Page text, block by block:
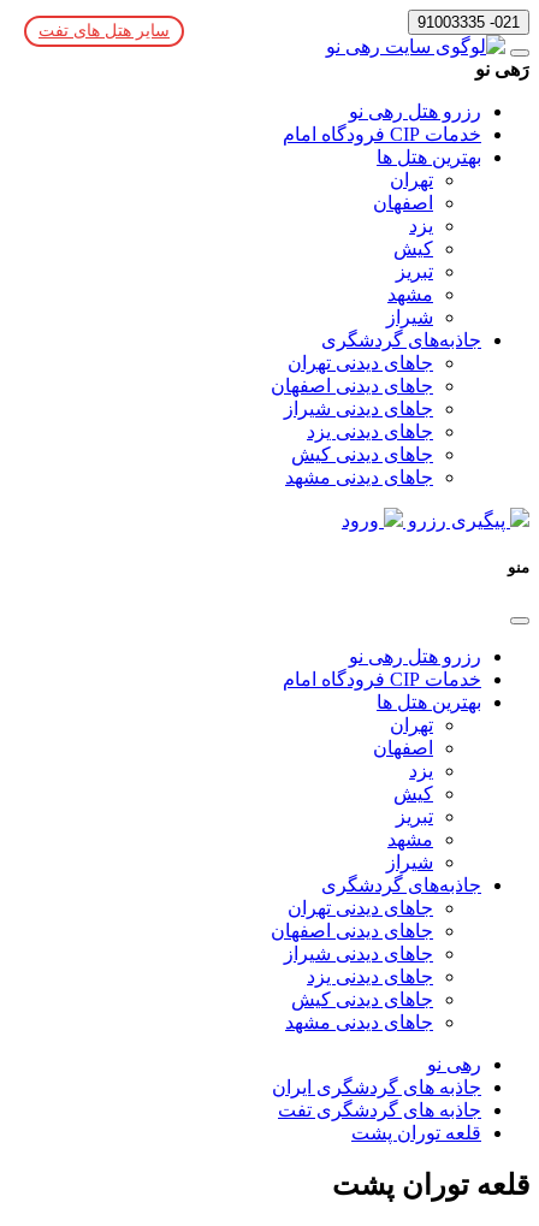
021- 91003335
رَهی نو
رزرو هتل رهی نو
خدمات CIP فرودگاه امام
بهترین هتل ها
تهران
اصفهان
یزد
کیش
تبریز
مشهد
شیراز
جاذبه‌های گردشگری
جاهای دیدنی تهران
جاهای دیدنی اصفهان
جاهای دیدنی شیراز
جاهای دیدنی یزد
جاهای دیدنی کیش
جاهای دیدنی مشهد
پیگیری رزرو ورود
منو
رزرو هتل رهی نو
خدمات CIP فرودگاه امام
بهترین هتل ها
تهران
اصفهان
یزد
کیش
تبریز
مشهد
شیراز
جاذبه‌های گردشگری
جاهای دیدنی تهران
جاهای دیدنی اصفهان
جاهای دیدنی شیراز
جاهای دیدنی یزد
جاهای دیدنی کیش
جاهای دیدنی مشهد
رهی نو
جاذبه های گردشگری ایران
جاذبه های گردشگری تفت
قلعه توران پشت
قلعه توران پشت
سایر هتل های تفت